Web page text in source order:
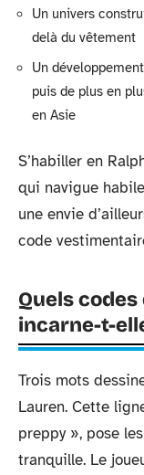
Un univers
delà du vêtement
Un
puis de plus en
en Asie
S’habiller en
qui navigue
une envie
code
Quels
incarne-t-
Trois mots
Lauren. Cette
preppy », pose
tranquille. Le